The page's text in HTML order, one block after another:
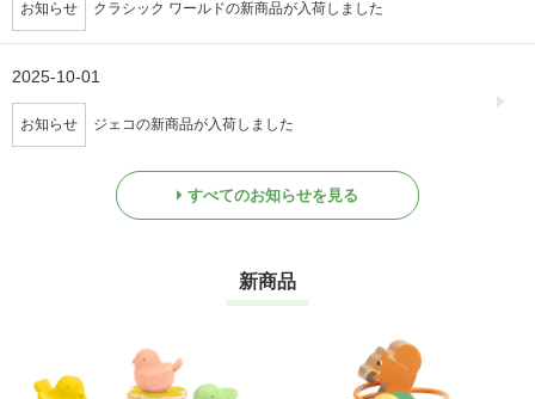
お知らせ クラシック ワールドの新商品が入荷しました
2025-10-01
お知らせ ジェコの新商品が入荷しました
すべてのお知らせを見る
新商品